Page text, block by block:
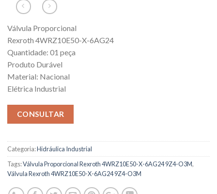
Válvula Proporcional
Rexroth 4WRZ10E50-X-6AG24
Quantidade: 01 peça
Produto Durável
Material: Nacional
Elétrica Industrial
CONSULTAR
Categoria:Hidráulica Industrial
Tags:Válvula Proporcional Rexroth 4WRZ10E50-X-6AG24 9Z4-O3M,
Válvula Rexroth 4WRZ10E50-X-6AG24 9Z4-O3M